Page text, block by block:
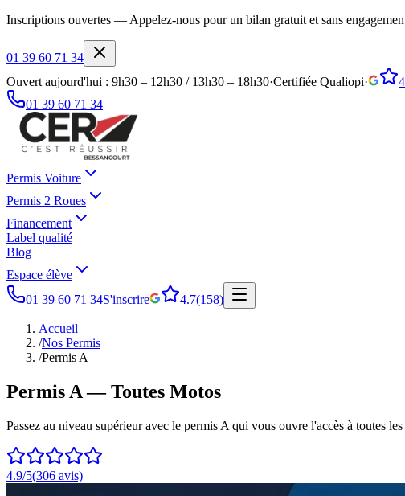
Inscriptions ouvertes — Appelez-nous pour un bilan gratuit et sans
01 39 60 71 34
Ouvert aujourd'hui : 9h30 – 12h30 / 13h30 – 18h30·Certifiée Qualiopi·
01 39 60 71 34
Permis Voiture
Permis 2 Roues
Financement
Label qualité
Blog
Espace élève
01 39 60 71 34S'inscrire 4.7(158)
Accueil
/Nos Permis
/Permis A
Permis A — Toutes Motos
Passez au niveau supérieur avec le permis A qui vous ouvre l'accès à toutes
4.9/5(306 avis)